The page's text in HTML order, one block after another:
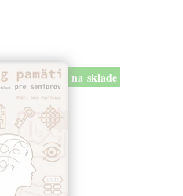
na sklade